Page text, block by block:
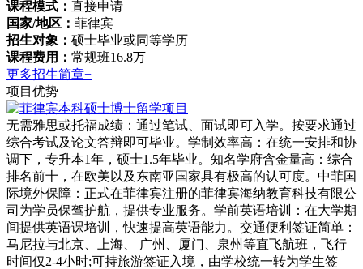
课程模式： 直接申请
国家/地区： 菲律宾
招生对象： 硕士毕业或同等学历
课程费用： 常规班16.8万
更多招生简章+
项目优势
无需雅思或托福成绩：通过笔试、面试即可入学。按要求通过
综合考试及论文答辩即可毕业。学制效率高：在统一安排和协
调下，专升本1年，硕士1.5年毕业。知名学府含金量高：综合
排名前十，在欧美以及东南亚国家具有极高的认可度。中菲国
际境外保障：正式在菲律宾注册的菲律宾海纳教育科技有限公
司为学员保驾护航，提供专业服务。学前英语培训：在大学期
间提供英语课培训，快速提高英语能力。交通便利签证简单：
马尼拉与北京、上海、 广州、厦门、泉州等直飞航班，飞行
时间仅2-4小时;可持旅游签证入境，由学校统一转为学生签